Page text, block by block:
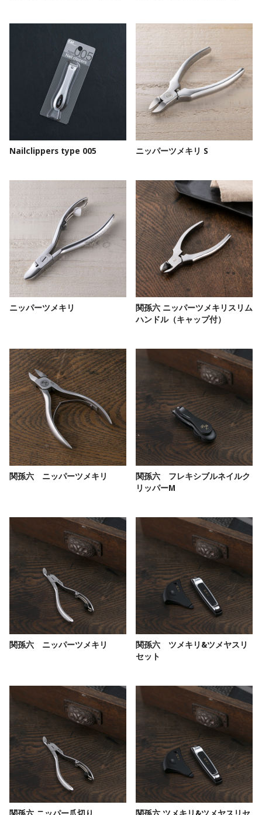
Nailclippers type 005 ニッパーツメキリ S
ニッパーツメキリ
関孫六 ニッパーツメキリスリム
ハンドル（キャップ付）
関孫六 ニッパーツメキリ
関孫六 フレキシブルネイルク
リッパーM
関孫六 ニッパーツメキリ
関孫六 ツメキリ&ツメヤスリ
セット